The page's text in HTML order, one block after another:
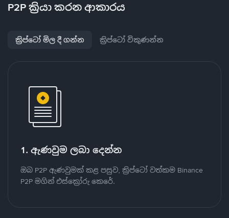
P2P ක්‍රියා කරන ආකාරය
ක්‍රිප්ටෝ මිල දී ගන්න ක්‍රිප්ටෝ විකුණන්න
1. ඇණවුම ලබා දෙන්න
ඔබ P2P ඇණවුමක් කළ පසුව, ක්‍රිප්ටෝ වත්කම Binance
P2P මගින් එස්ක්‍රෝරු කෙරේ.